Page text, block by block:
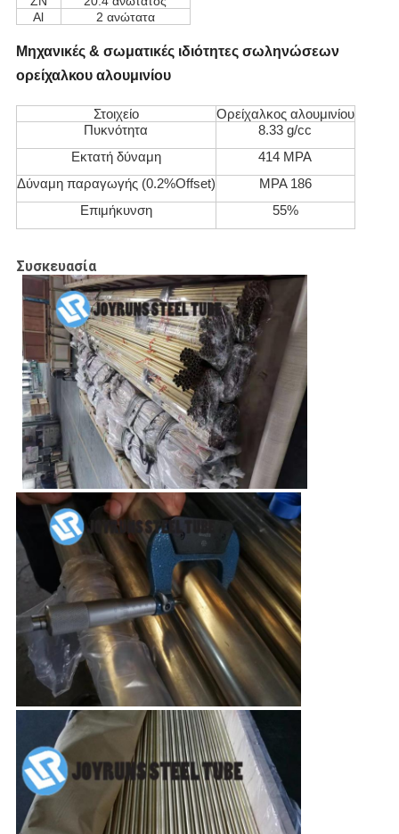
Al
2 ανώτατα
Μηχανικές & σωματικές ιδιότητες σωληνώσεων
ορείχαλκου αλουμινίου
Στοιχείο
Ορείχαλκος αλουμινίου
Πυκνότητα
8.33 g/cc
Εκτατή δύναμη
414 MPA
Δύναμη παραγωγής (0.2%Offset)
MPA 186
Επιμήκυνση
55%
Συσκευασία